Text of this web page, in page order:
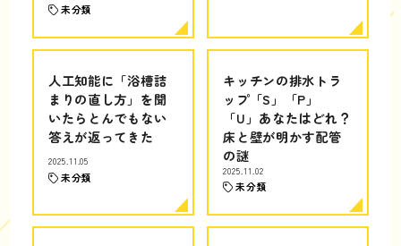
未分類
人工知能に「浴槽詰
まりの直し方」を聞
いたらとんでもない
答えが返ってきた
2025.11.05
未分類
キッチンの排水トラ
ップ「S」「P」
「U」あなたはどれ？
床と壁が明かす配管
の謎
2025.11.02
未分類